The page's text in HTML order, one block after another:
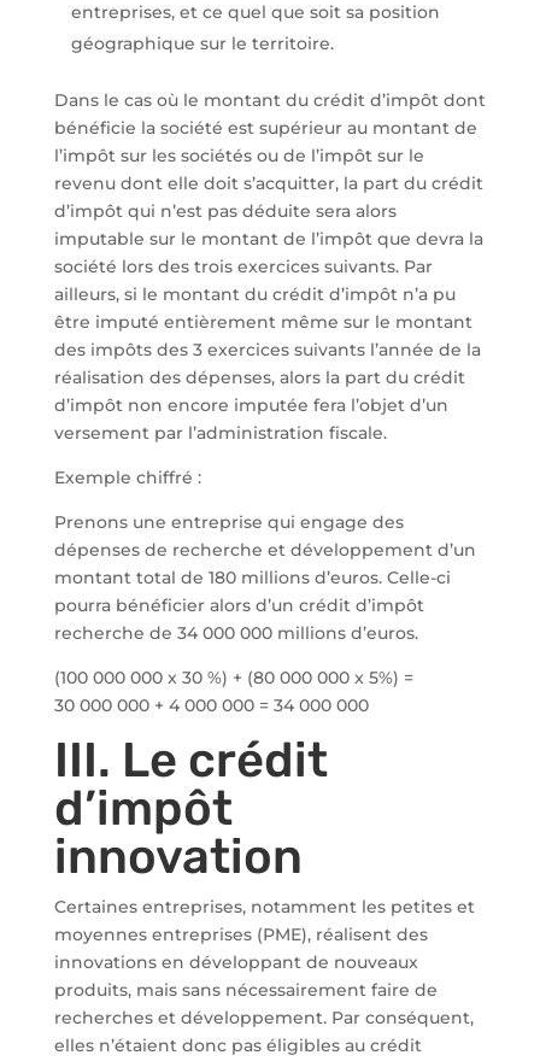
entreprises, et ce quel que soit sa position
géographique sur le territoire.
Dans le cas où le montant du crédit d’impôt dont
bénéficie la société est supérieur au montant de
l’impôt sur les sociétés ou de l’impôt sur le
revenu dont elle doit s’acquitter, la part du crédit
d’impôt qui n’est pas déduite sera alors
imputable sur le montant de l’impôt que devra la
société lors des trois exercices suivants. Par
ailleurs, si le montant du crédit d’impôt n’a pu
être imputé entièrement même sur le montant
des impôts des 3 exercices suivants l’année de la
réalisation des dépenses, alors la part du crédit
d’impôt non encore imputée fera l’objet d’un
versement par l’administration fiscale.
Exemple chiffré :
Prenons une entreprise qui engage des
dépenses de recherche et développement d’un
montant total de 180 millions d’euros. Celle-ci
pourra bénéficier alors d’un crédit d’impôt
recherche de 34 000 000 millions d’euros.
(100 000 000 x 30 %) + (80 000 000 x 5%) =
30 000 000 + 4 000 000 = 34 000 000
III. Le crédit
d’impôt
innovation
Certaines entreprises, notamment les petites et
moyennes entreprises (PME), réalisent des
innovations en développant de nouveaux
produits, mais sans nécessairement faire de
recherches et développement. Par conséquent,
elles n’étaient donc pas éligibles au crédit